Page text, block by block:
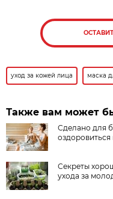
уход за кожей лица маска
Также вам может
Сделано для
оздоровиться
Секреты
ухода за